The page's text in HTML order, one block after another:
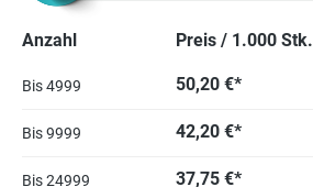
Anzahl Preis / 1.000 Stk.
Bis4999 50,20 €*
Bis9999 42,20 €*
Bis24999 37,75 €*